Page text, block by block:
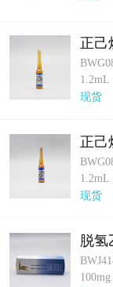
正己
1.2mL
现货
正己
物质
1.2mL
现货
脱氢
100mg